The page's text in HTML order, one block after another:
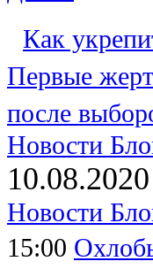
Как
Первые
после
Новости
10.08.2020
Новости
15:00